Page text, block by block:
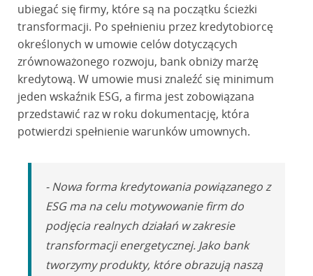
ubiegać się firmy, które są na początku ścieżki
transformacji. Po spełnieniu przez kredytobiorcę
określonych w umowie celów dotyczących
zrównoważonego rozwoju, bank obniży marżę
kredytową. W umowie musi znaleźć się minimum
jeden wskaźnik ESG, a firma jest zobowiązana
przedstawić raz w roku dokumentację, która
potwierdzi spełnienie warunków umownych.
- Nowa forma kredytowania powiązanego z
ESG ma na celu motywowanie firm do
podjęcia realnych działań w zakresie
transformacji energetycznej. Jako bank
tworzymy produkty, które obrazują naszą